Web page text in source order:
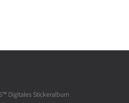
Digitales Stickeralbum